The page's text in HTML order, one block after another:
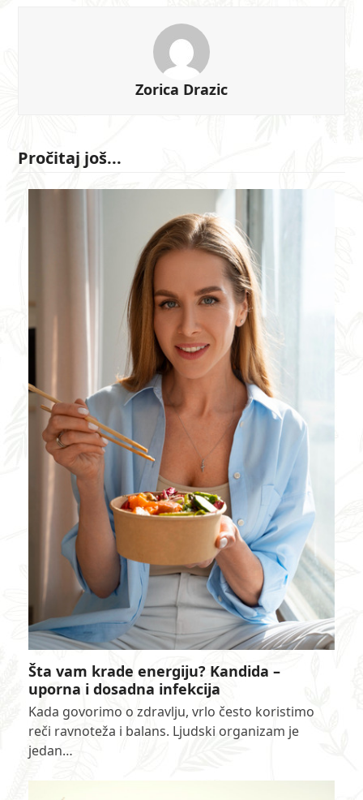
Zorica Drazic
Pročitaj još...
Šta vam krade energiju? Kandida –
uporna i dosadna infekcija
Kada govorimo o zdravlju, vrlo često koristimo
reči ravnoteža i balans. Ljudski organizam je
jedan…